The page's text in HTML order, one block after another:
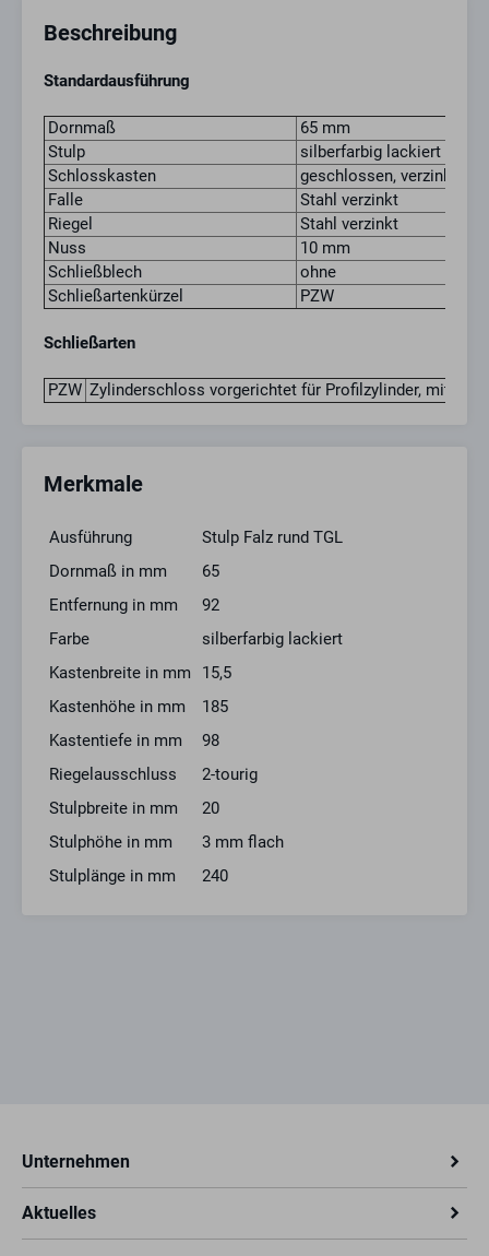
Beschreibung
Standardausführung
Dornmaß
65 mm
Stulp
silberfarbig lackiert
Schlosskasten
geschlossen, verzinkt
Falle
Stahl verzinkt
Riegel
Stahl verzinkt
Nuss
10 mm
Schließblech
ohne
Schließartenkürzel
PZW
Schließarten
PZW Zylinderschloss vorgerichtet für Profilzylinder, mit
Merkmale
Ausführung
Stulp Falz rund TGL
Dornmaß in mm
65
Entfernung in mm
92
Farbe
silberfarbig lackiert
Kastenbreite in mm
15,5
Kastenhöhe in mm
185
Kastentiefe in mm
98
Riegelausschluss
2-tourig
Stulpbreite in mm
20
Stulphöhe in mm
3 mm flach
Stulplänge in mm
240
Unternehmen
Aktuelles